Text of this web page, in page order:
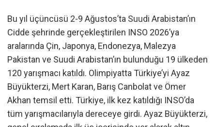
Bu yıl üçüncüsü 2-9 Ağustos’ta Suudi Arabistan’ın
Cidde şehrinde gerçekleştirilen INSO 2026’ya
aralarında Çin, Japonya, Endonezya, Malezya
Pakistan ve Suudi Arabistan’ın bulunduğu 19 ülkeden
120 yarışmacı katıldı. Olimpiyatta Türkiye’yi Ayaz
Büyükterzi, Mert Karan, Barış Canbolat ve Ömer
Akhan temsil etti. Türkiye, ilk kez katıldığı INSO’da
tüm yarışmacılarıyla dereceye girdi. Ayaz Büyükterzi,